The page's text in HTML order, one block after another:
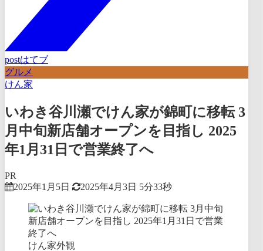
postはてブ
グルメ
けん家
いわき谷川瀬でけん家が錦町に移転 3
月中旬新店舗オープンを目指し 2025
年1月31日で営業終了へ
PR
2025年1月5日
2025年4月3日 5分33秒
けん家外観